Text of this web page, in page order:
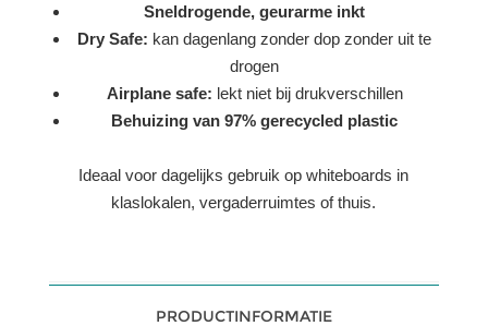
Sneldrogende, geurarme inkt
Dry Safe: kan dagenlang zonder dop zonder uit te
drogen
Airplane safe: lekt niet bij drukverschillen
Behuizing van 97% gerecycled plastic
Ideaal voor dagelijks gebruik op whiteboards in
klaslokalen, vergaderruimtes of thuis.
PRODUCTINFORMATIE